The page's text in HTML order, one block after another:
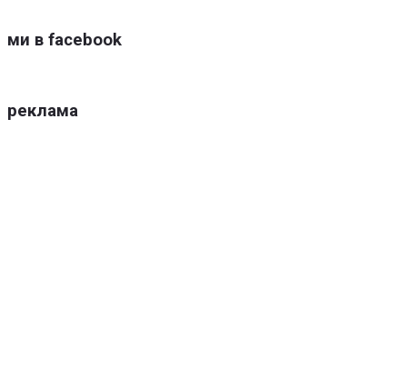
ми в facebook
реклама